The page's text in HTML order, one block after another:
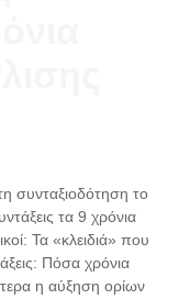
συνταξιοδότηση το
τα 9 χρόνια
Τα «κλειδιά» που
Πόσα χρόνια
η αύξηση ορίων